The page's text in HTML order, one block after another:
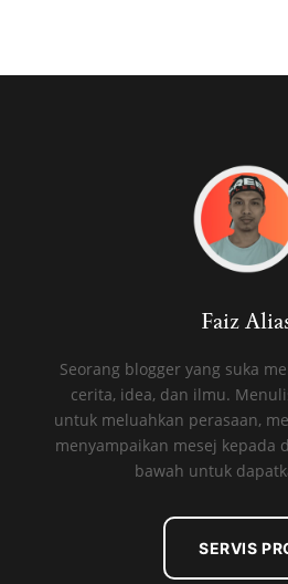
Faiz
Seorang blogger yang suka
cerita, idea, dan ilmu.
untuk meluahkan perasaan,
menyampaikan mesej kepada
bawah untuk
SERVIS